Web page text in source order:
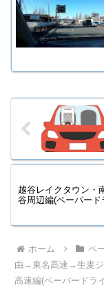
越谷レイクタウン・
谷周辺編(ペーパード
ホーム ペ
由→東名高速→生麦
高速編(ペーパードラ